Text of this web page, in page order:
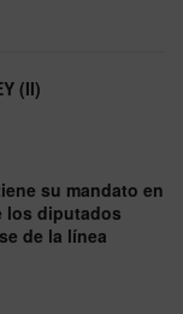
(II)
su mandato en
los diputados
de la línea